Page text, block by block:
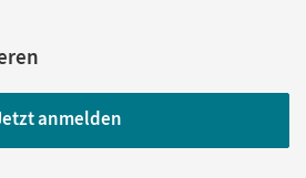
anmelden